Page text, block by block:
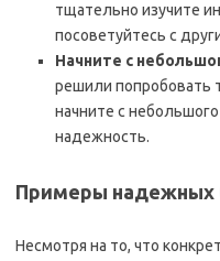
тщательно изучите
посоветуйтесь с
Начните с
решили попробовать
начните с
надежность.
Примеры надежных
Несмотря на то, что